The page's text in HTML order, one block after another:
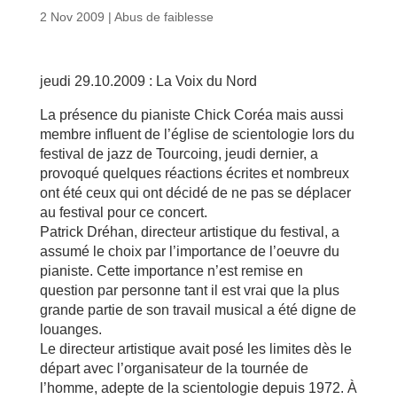
2 Nov 2009 | Abus de faiblesse
jeudi 29.10.2009 : La Voix du Nord
La présence du pianiste Chick Coréa mais aussi
membre influent de l’église de scientologie lors du
festival de jazz de Tourcoing, jeudi dernier, a
provoqué quelques réactions écrites et nombreux
ont été ceux qui ont décidé de ne pas se déplacer
au festival pour ce concert.
Patrick Dréhan, directeur artistique du festival, a
assumé le choix par l’importance de l’oeuvre du
pianiste. Cette importance n’est remise en
question par personne tant il est vrai que la plus
grande partie de son travail musical a été digne de
louanges.
Le directeur artistique avait posé les limites dès le
départ avec l’organisateur de la tournée de
l’homme, adepte de la scientologie depuis 1972. À